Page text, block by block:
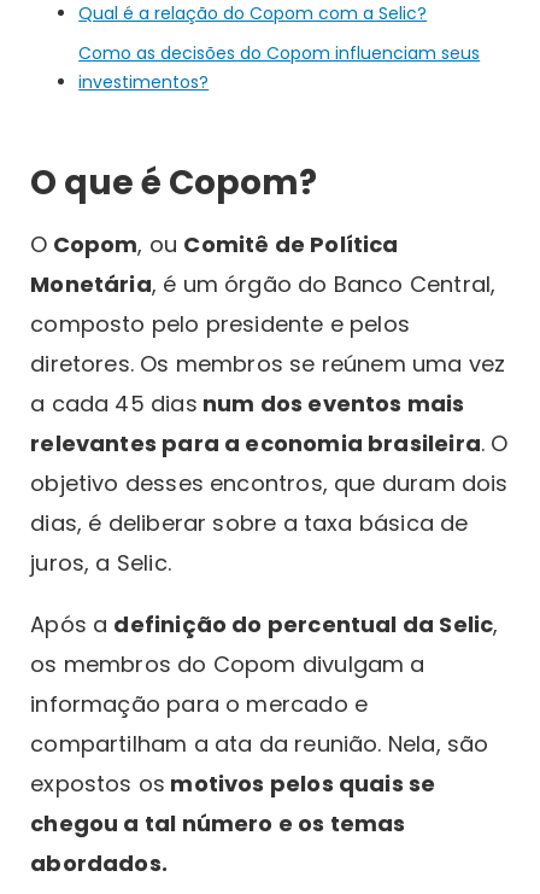
Qual é a relação do Copom com a Selic?
Como as decisões do Copom influenciam seus
investimentos?
O que é Copom?
O Copom, ou Comitê de Política
Monetária, é um órgão do Banco Central,
composto pelo presidente e pelos
diretores. Os membros se reúnem uma vez
a cada 45 dias num dos eventos mais
relevantes para a economia brasileira. O
objetivo desses encontros, que duram dois
dias, é deliberar sobre a taxa básica de
juros, a Selic.
Após a definição do percentual da Selic,
os membros do Copom divulgam a
informação para o mercado e
compartilham a ata da reunião. Nela, são
expostos os motivos pelos quais se
chegou a tal número e os temas
abordados.